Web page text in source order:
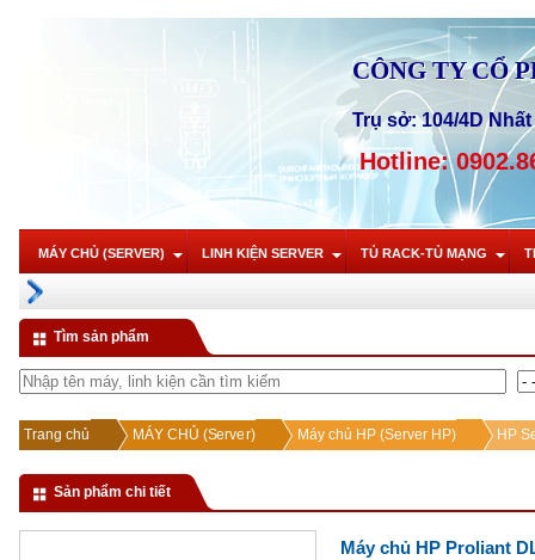
CÔNG TY CỔ
Trụ sở: 104/4D
Hotline:
MÁY CHỦ (SERVER) LINH KIỆN SERVER TỦ RACK-TỦ MẠNG
Tìm sản phẩm
Trang chủ MÁY CHỦ (Server) Máy chủ HP (Server HP) HP
Sản phẩm chi tiết
Máy chủ HP Proliant